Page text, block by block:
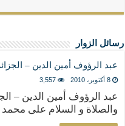
رسائل الزوار
عبد الرؤوف أمين الدين –
8 أكتوبر، 2010 3,557
عبد الرؤوف أمين الدين –
والصلاة و السلام على